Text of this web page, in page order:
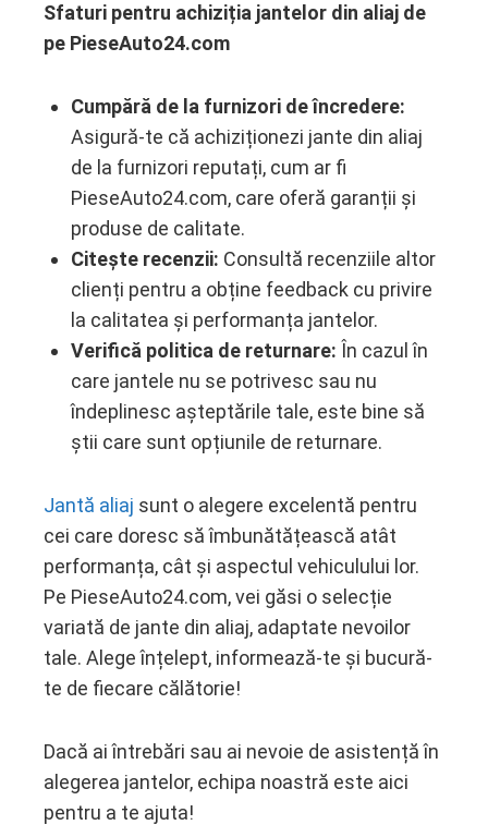
Sfaturi pentru achiziția jantelor din aliaj de
pe PieseAuto24.com
Cumpără de la furnizori de încredere:
Asigură-te că achiziționezi jante din aliaj
de la furnizori reputați, cum ar fi
PieseAuto24.com, care oferă garanții și
produse de calitate.
Citește recenzii: Consultă recenziile altor
clienți pentru a obține feedback cu privire
la calitatea și performanța jantelor.
Verifică politica de returnare: În cazul în
care jantele nu se potrivesc sau nu
îndeplinesc așteptările tale, este bine să
știi care sunt opțiunile de returnare.
Jantă aliaj sunt o alegere excelentă pentru
cei care doresc să îmbunătățească atât
performanța, cât și aspectul vehiculului lor.
Pe PieseAuto24.com, vei găsi o selecție
variată de jante din aliaj, adaptate nevoilor
tale. Alege înțelept, informează-te și bucură-
te de fiecare călătorie!
Dacă ai întrebări sau ai nevoie de asistență în
alegerea jantelor, echipa noastră este aici
pentru a te ajuta!